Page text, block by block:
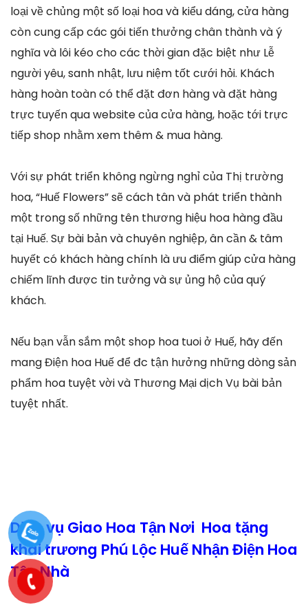
loại về chủng một số loại hoa và kiểu dáng, cửa hàng
còn cung cấp các gói tiến thưởng chân thành và ý
nghĩa và lôi kéo cho các thời gian đặc biệt như Lễ
người yêu, sanh nhật, lưu niệm tốt cưới hỏi. Khách
hàng hoàn toàn có thể đặt đơn hàng và đặt hàng
trực tuyến qua website của cửa hàng, hoặc tới trực
tiếp shop nhằm xem thêm & mua hàng.
Với sự phát triển không ngừng nghỉ của Thị trường
hoa, “Huế Flowers” sẽ cách tân và phát triển thành
một trong số những tên thương hiệu hoa hàng đầu
tại Huế. Sự bài bản và chuyên nghiệp, ân cần & tâm
huyết có khách hàng chính là ưu điểm giúp cửa hàng
chiếm lĩnh được tin tưởng và sự ủng hộ của quý
khách.
Nếu bạn vẫn sắm một shop hoa tuoi ở Huế, hãy đến
mang Điện hoa Huế để đc tận hưởng những dòng sản
phẩm hoa tuyệt vời và Thương Mại dịch Vụ bài bản
tuyệt nhất.
Dịch vụ Giao Hoa Tận Nơi Hoa tặng
khai trương Phú Lộc Huế Nhận Điện Hoa
Tận Nhà